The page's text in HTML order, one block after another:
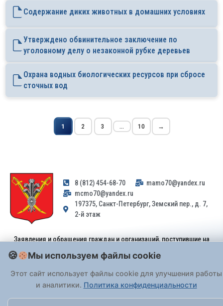
Содержание диких животных в домашних условиях
Утверждено обвинительное заключение по
уголовному делу о незаконной рубке деревьев
Охрана водных биологических ресурсов при сбросе
сточных вод
1 2 3 ... 10 →
8 (812) 454-68-70
mamo70@yandex.ru
mcmo70@yandex.ru
197375, Санкт-Петербург, Земский пер., д. 7,
2-й этаж
Заявления и обращения граждан и организаций, поступившие на
Федерального закона от 02.05.2006 № 59-ФЗ. Обращения
принимаются только: по почте, черезпортал «Госуслуги» (ЕПГУ)
или лично при предъявлении паспорта.
Мы используем файлы cookie
Этот сайт использует файлы cookie для улучшения работы
и аналитики. Политика конфиденциальности